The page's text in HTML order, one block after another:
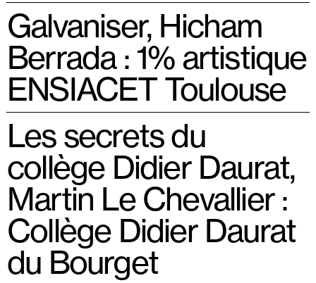
Galvaniser, Hicham
Berrada : 1% artistique
ENSIACET Toulouse
Les secrets du
collège Didier Daurat,
Martin Le Chevallier :
Collège Didier Daurat
du Bourget